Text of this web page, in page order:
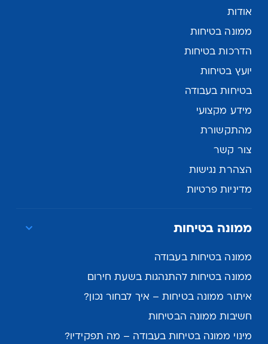
אודות
ממונה בטיחות
הדרכות בטיחות
יועץ בטיחות
בטיחות בעבודה
מידע מקצועי
מהתקשורת
צור קשר
הצהרת נגישות
מדיניות פרטיות
ממונה בטיחות
ממונה בטיחות בעבודה
ממונה בטיחות להתנהגות בשעת חירום
איתור ממונה בטיחות – איך לבחור נכון?
חשיבות ממונה הבטיחות
מינוי ממונה בטיחות בעבודה – מה תפקידיו?